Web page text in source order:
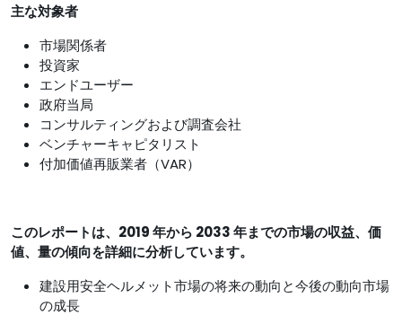
主な対象者
市場関係者
投資家
エンドユーザー
政府当局
コンサルティングおよび調査会社
ベンチャーキャピタリスト
付加価値再販業者（VAR）
このレポートは、2019 年から 2033 年までの市場の収益、価
値、量の傾向を詳細に分析しています。
建設用安全ヘルメット市場の将来の動向と今後の動向市場
の成長